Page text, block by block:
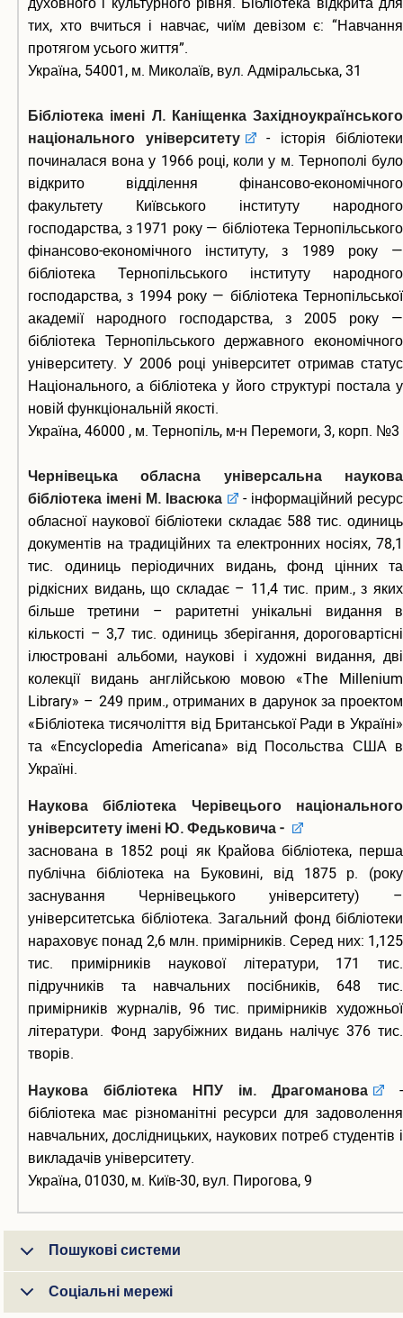
тих, хто вчиться і навчає, чиїм девізом є: “Навчання
протягом усього життя”.
Україна, 54001, м. Миколаїв, вул. Адміральська, 31
Бібліотека імені Л. Каніщенка Західноукраїнського
національного університету
- історія бібліотеки
починалася вона у 1966 році, коли у м. Тернополі було
відкрито відділення фінансово-економічного
факультету Київського інституту народного
господарства, з 1971 року — бібліотека Тернопільського
фінансово-економічного інституту, з 1989 року —
бібліотека Тернопільського інституту народного
господарства, з 1994 року — бібліотека Тернопільської
академії народного господарства, з 2005 року —
бібліотека Тернопільського державного економічного
університету. У 2006 році університет отримав статус
Національного, а бібліотека у його структурі постала у
новій функціональній якості.
Україна, 46000 , м. Тернопіль, м-н Перемоги, 3, корп. №3
Чернівецька обласна універсальна наукова
бібліотека імені М. Івасюка
- інформаційний ресурс
обласної наукової бібліотеки складає 588 тис. одиниць
документів на традиційних та електронних носіях, 78,1
тис. одиниць періодичних видань, фонд цінних та
рідкісних видань, що складає – 11,4 тис. прим., з яких
більше третини – раритетні унікальні видання в
кількості – 3,7 тис. одиниць зберігання, дороговартісні
ілюстровані альбоми, наукові і художні видання, дві
колекції видань англійською мовою «The Millenium
Library» – 249 прим., отриманих в дарунок за проектом
«Бібліотека тисячоліття від Британської Ради в Україні»
та «Encyclopedia Americana» від Посольства США в
Україні.
Наукова бібліотека Черівецього національного
університету імені Ю. Федьковича -
заснована в 1852 році як Крайова бібліотека, перша
публічна бібліотека на Буковині, від 1875 р. (року
заснування Чернівецького університету) –
університетська бібліотека. Загальний фонд бібліотеки
нараховує понад 2,6 млн. примірників. Серед них: 1,125
тис. примірників наукової літератури, 171 тис.
підручників та навчальних посібників, 648 тис.
примірників журналів, 96 тис. примірників художньої
літератури. Фонд зарубіжних видань налічує 376 тис.
творів.
Наукова бібліотека НПУ ім. Драгоманова
-
бібліотека має різноманітні ресурси для задоволення
навчальних, дослідницьких, наукових потреб студентів і
викладачів університету.
Україна, 01030, м. Київ-30, вул. Пирогова, 9
Пошукові системи
Соціальні мережі